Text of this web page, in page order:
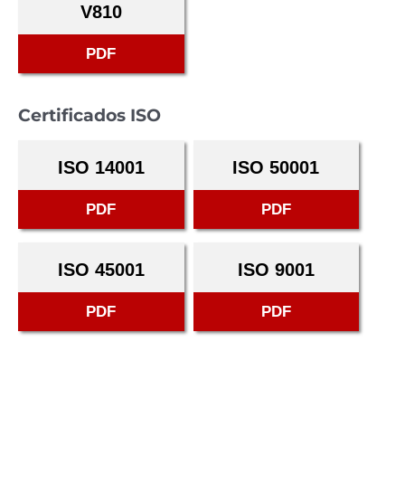
V810
PDF
Certificados ISO
ISO 14001
PDF
ISO 50001
PDF
ISO 45001
PDF
ISO 9001
PDF